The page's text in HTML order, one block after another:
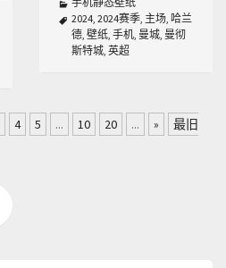
2024, 2024赛季, 主场, 哈兰
德, 壁纸, 手机, 曼城, 曼彻
斯特城, 英超
4 5 ... 10 20 ... »
最旧